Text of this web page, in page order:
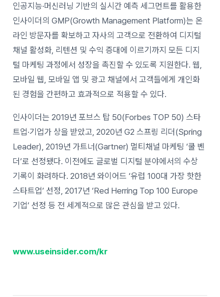
인공지능·머신러닝 기반의 실시간 예측 세그먼트를 활용한
인사이더의 GMP(Growth Management Platform)는 온
라인 방문자를 확보하고 자사의 고객으로 전환하여 디지털
채널 활성화, 리텐션 및 수익 증대에 이르기까지 모든 디지
털 마케팅 과정에서 성장을 촉진할 수 있도록 지원한다. 웹,
모바일 웹, 모바일 앱 및 광고 채널에서 고객들에게 개인화
된 경험을 간편하고 효과적으로 적용할 수 있다.
인사이더는 2019년 포브스 탑 50(Forbes TOP 50) 스타
트업·기업가 상을 받았고, 2020년 G2 스프링 리더(Spring
Leader), 2019년 가트너(Gartner) 멀티채널 마케팅 ‘쿨 벤
더’로 선정됐다. 이전에도 글로벌 디지털 분야에서의 수상
기록이 화려하다. 2018년 와이어드 ‘유럽 100대 가장 핫한
스타트업’ 선정, 2017년 ‘Red Herring Top 100 Europe
기업’ 선정 등 전 세계적으로 많은 관심을 받고 있다.
www.useinsider.com/kr